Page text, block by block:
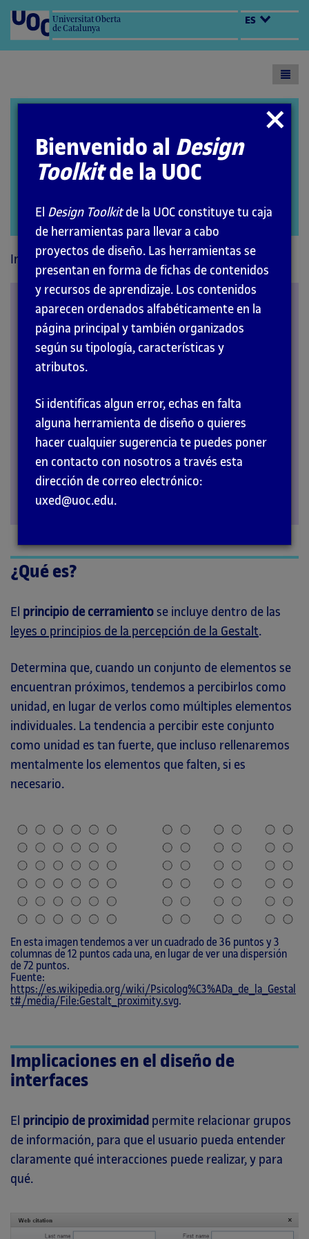
Universitat Oberta
de Catalunya
ES
Abrir
Inicio Principios Perceptivos
Proximidad (closure)
PRINCIPIOS
¿Qué es?
El principio de cerramiento se incluye dentro de las
leyes o principios de la percepción de la Gestalt.
Determina que, cuando un conjunto de elementos se
encuentran próximos, tendemos a percibirlos como
unidad, en lugar de verlos como múltiples elementos
individuales. La tendencia a percibir este conjunto
como unidad es tan fuerte, que incluso rellenaremos
mentalmente los elementos que falten, si es
necesario.
En esta imagen tendemos a ver un cuadrado de 36 puntos y 3
columnas de 12 puntos cada una, en lugar de ver una dispersión
de 72 puntos.
Fuente:
https://es.wikipedia.org/wiki/Psicolog%C3%ADa_de_la_Gestal
t#/media/File:Gestalt_proximity.svg.
Implicaciones en el diseño de
interfaces
El principio de proximidad permite relacionar grupos
de información, para que el usuario pueda entender
claramente qué interacciones puede realizar, y para
qué.
Cerrar
modal
Bienvenido al Design
Toolkitde la UOC
El Design Toolkitde la UOC constituye tu caja
de herramientas para llevar a cabo
proyectos de diseño. Las herramientas se
presentan en forma de fichas de contenidos
y recursos de aprendizaje. Los contenidos
aparecen ordenados alfabéticamente en la
página principal y también organizados
según su tipología, características y
atributos.
Si identificas algun error, echas en falta
alguna herramienta de diseño o quieres
hacer cualquier sugerencia te puedes poner
en contacto con nosotros a través esta
dirección de correo electrónico:
uxed@uoc.edu.